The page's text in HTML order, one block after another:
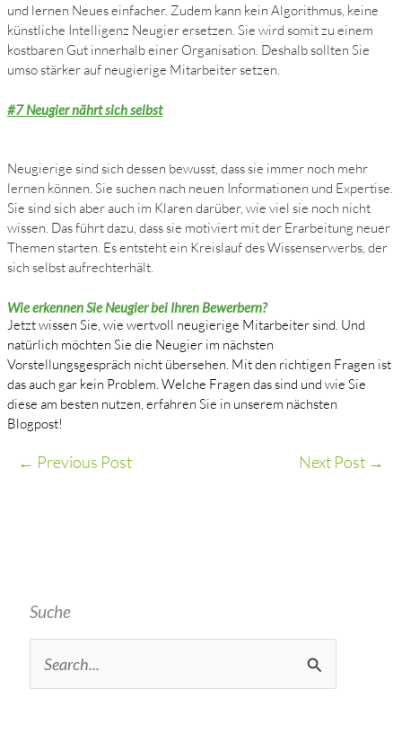
Suche
und lernen Neues einfacher. Zudem kann kein Algorithmus, keine
künstliche Intelligenz Neugier ersetzen. Sie wird somit zu einem
kostbaren Gut innerhalb einer Organisation. Deshalb sollten Sie
umso stärker auf neugierige Mitarbeiter setzen.
#7 Neugier nährt sich selbst
Neugierige sind sich dessen bewusst, dass sie immer noch mehr
lernen können. Sie suchen nach neuen Informationen und Expertise.
Sie sind sich aber auch im Klaren darüber, wie viel sie noch nicht
wissen. Das führt dazu, dass sie motiviert mit der Erarbeitung neuer
Themen starten. Es entsteht ein Kreislauf des Wissenserwerbs, der
sich selbst aufrechterhält.
Wie erkennen Sie Neugier bei Ihren Bewerbern?
Jetzt wissen Sie, wie wertvoll neugierige Mitarbeiter sind. Und
natürlich möchten Sie die Neugier im nächsten
Vorstellungsgespräch nicht übersehen. Mit den richtigen Fragen ist
das auch gar kein Problem. Welche Fragen das sind und wie Sie
diese am besten nutzen, erfahren Sie in unserem nächsten
Blogpost!
← Previous Post Next Post →